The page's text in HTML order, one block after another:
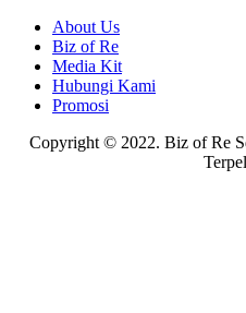
About Us
Biz of Re
Media Kit
Hubungi Kami
Promosi
Copyright © 2022. Biz of Re